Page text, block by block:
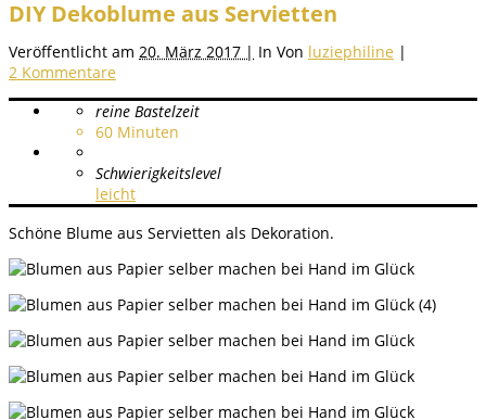
DIY Dekoblume aus Servietten
Veröffentlicht am 20. März 2017 | In Von luziephiline |
2 Kommentare
reine Bastelzeit
60 Minuten
Schwierigkeitslevel
leicht
Schöne Blume aus Servietten als Dekoration.